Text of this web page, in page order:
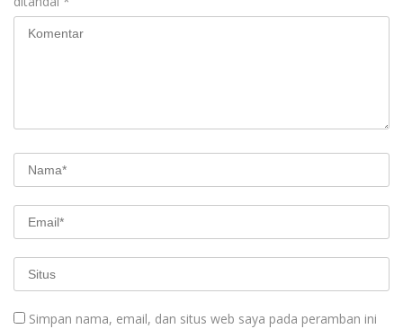
Simpan nama, email, dan situs web saya pada peramban ini